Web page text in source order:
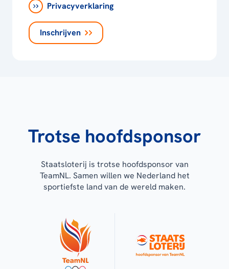
Privacyverklaring
Inschrijven
Trotse hoofdsponsor
Staatsloterij is trotse hoofdsponsor van
TeamNL. Samen willen we Nederland het
sportiefste land van de wereld maken.